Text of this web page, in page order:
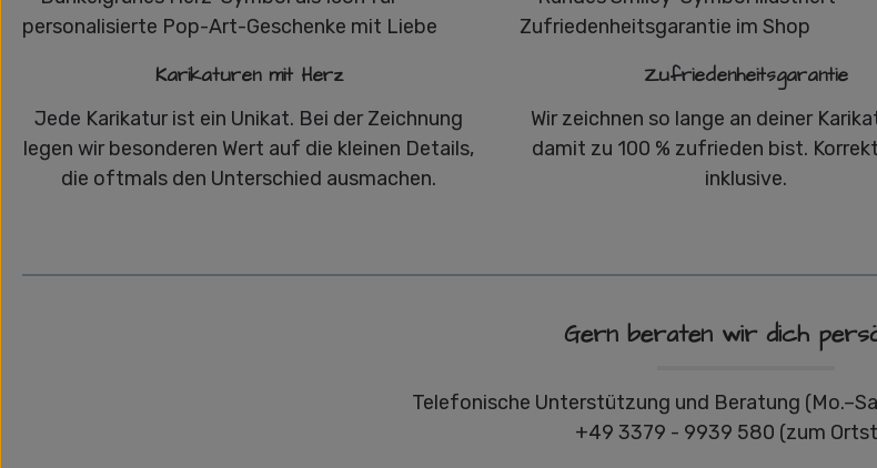
Karikaturen mit Herz
Jede Karikatur ist ein Unikat. Bei der Zeichnung
legen wir besonderen Wert auf die kleinen Details,
die oftmals den Unterschied ausmachen.
Zufriedenheitsgarantie
Wir zeichnen so lange an deiner
damit zu 100 % zufrieden bist.
inklusive.
Gern beraten wir dich
Telefonische Unterstützung und Beratung
+49 3379 - 9939 580 (zum